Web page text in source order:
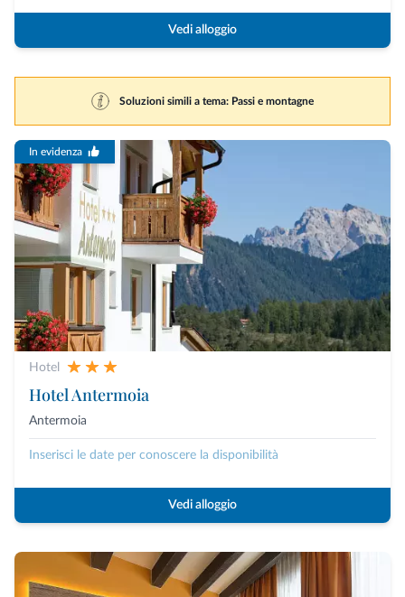
Vedi alloggio
Soluzioni simili a tema: Passi e montagne
In evidenza
Hotel
Hotel Antermoia
Antermoia
Inserisci le date per conoscere la disponibilità
Vedi alloggio